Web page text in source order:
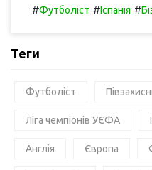
#Футболіст #Іспанія #
Теги
Футболіст
Ліга чемпіонів УЄФА
Англія Європа